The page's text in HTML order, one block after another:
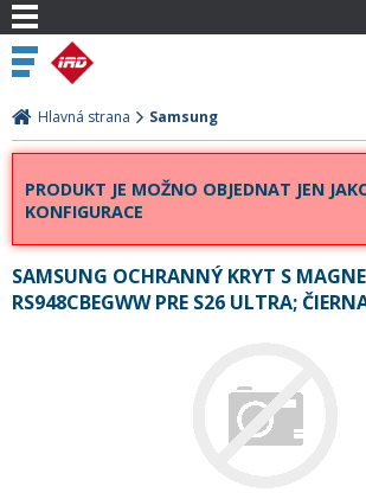
Hlavná strana Samsung
PRODUKT JE MOŽNO OBJEDNAT JEN
KONFIGURACE
SAMSUNG OCHRANNÝ KRYT S
RS948CBEGWW PRE S26 ULTRA;